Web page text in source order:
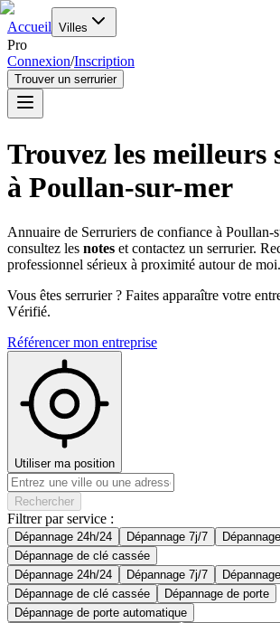
Accueil Villes
Pro
Connexion/Inscription
Trouver un serrurier
Trouvez les meilleurs
à Poullan-sur-mer
Annuaire de Serruriers de confiance à Poullan-
consultez les notes et contactez un serrurier.
professionnel sérieux à proximité autour de moi.
Vous êtes serrurier ? Faites apparaître votre
Vérifié.
Référencer mon entreprise
Utiliser ma position
Rechercher
Filtrer par service :
Dépannage 24h/24 Dépannage 7j/7
Dépannage de clé cassée
Dépannage 24h/24
Dépannage 7j/7
Dépannage de clé cassée
Dépannage de porte
Dépannage de porte automatique